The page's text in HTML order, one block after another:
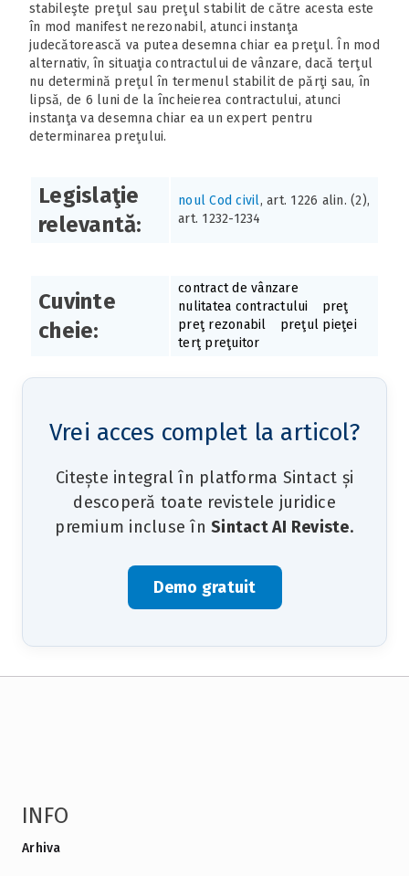
stabileşte preţul sau preţul stabilit de către acesta este
în mod manifest nerezonabil, atunci instanţa
judecătorească va putea desemna chiar ea preţul. În mod
alternativ, în situaţia contractului de vânzare, dacă terţul
nu determină preţul în termenul stabilit de părţi sau, în
lipsă, de 6 luni de la încheierea contractului, atunci
instanţa va desemna chiar ea un expert pentru
determinarea preţului.
Legislaţie
relevantă:
noul Cod civil, art. 1226 alin. (2),
art. 1232-1234
Cuvinte
cheie:
contract de vânzare
nulitatea contractului
preţ
preţ rezonabil
preţul pieţei
terţ preţuitor
Vrei acces complet la articol?
Citește integral în platforma Sintact și
descoperă toate revistele juridice
premium incluse în Sintact AI Reviste.
Demo gratuit
INFO
Arhiva